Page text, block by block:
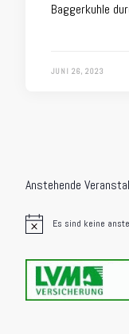
Baggerkuhle
JUNI 26, 2023
Anstehende
HinweisEs sind keine